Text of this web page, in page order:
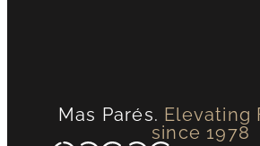
Mas Parés. Elevating
since 1978